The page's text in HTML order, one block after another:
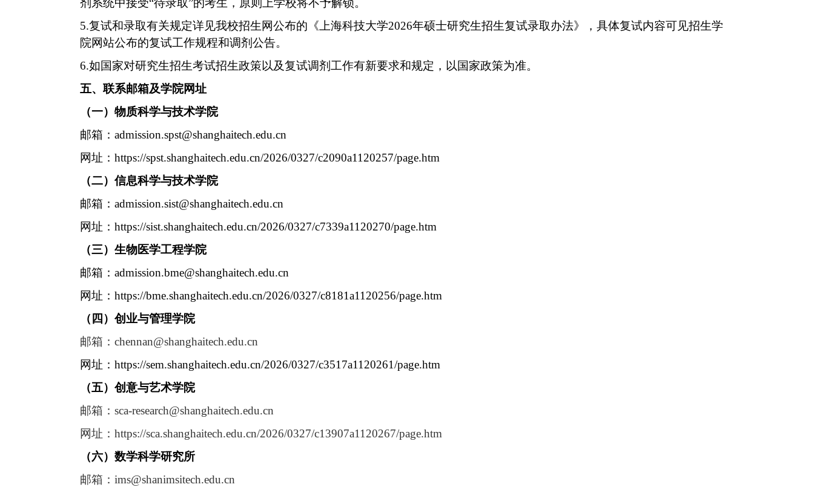
剂系统中接受“待录取”的考生，原则上学校将不予解锁。
5.复试和录取有关规定详见我校招生网公布的《上海科技大学2026年硕士研究生招生复试录取办法》，具体复试内容可见招生学
院网站公布的复试工作规程和调剂公告。
6.如国家对研究生招生考试招生政策以及复试调剂工作有新要求和规定，以国家政策为准。
五、联系邮箱及学院网址
（一）物质科学与技术学院
邮箱： admission.spst@shanghaitech.edu.cn
网址： https://spst.shanghaitech.edu.cn/2026/0327/c2090a1120257/page.htm
（二）信息科学与技术学院
邮箱： admission.sist@shanghaitech.edu.cn
网址： https://sist.shanghaitech.edu.cn/2026/0327/c7339a1120270/page.htm
（三）生物医学工程学院
邮箱： admission.bme@shanghaitech.edu.cn
网址： https://bme.shanghaitech.edu.cn/2026/0327/c8181a1120256/page.htm
（四） 创业与管理学院
邮箱： chennan@shanghaitech.edu.cn
网址： https://sem.shanghaitech.edu.cn/2026/0327/c3517a1120261/page.htm
（五） 创意与艺术学院
邮箱： sca-research@shanghaitech.edu.cn
网址： https://sca.shanghaitech.edu.cn/2026/0327/c13907a1120267/page.htm
（六）数学科学研究所
邮箱： ims@shanimsitech.edu.cn